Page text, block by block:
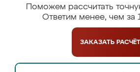
Поможем рассчитать
Ответим менее, чем за
ЗАКАЗАТЬ РАСЧЁТ